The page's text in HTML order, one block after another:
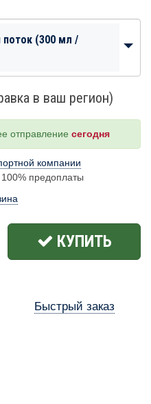
(300 мл /
в ваш регион)
отправление сегодня
компании
предоплаты
КУПИТЬ
Быстрый заказ